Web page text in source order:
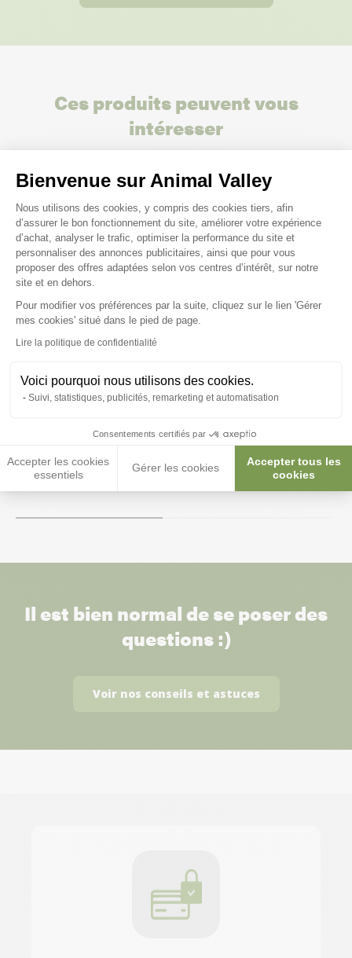
Bienvenue sur Animal Valley
Plateforme de Gestion du
Nous utilisons des cookies, y compris des cookies tiers, afin
d’assurer le bon fonctionnement du site, améliorer votre expérience
d’achat, analyser le trafic, optimiser la performance du site et
personnaliser des annonces publicitaires, ainsi que pour vous
proposer des offres adaptées selon vos centres d’intérêt, sur notre
site et en dehors.
Pour modifier vos préférences par la suite, cliquez sur le lien 'Gérer
mes cookies' situé dans le pied de page.
Lire la politique de confidentialité
Voici pourquoi nous utilisons des cookies.
Suivi, statistiques, publicités, remarketing et automatisation
Consentements certifiés par
Accepter les cookies
essentiels
Gérer les cookies
Accepter tous les
cookies
Axeptio consent
Ces produits peuvent vous
intéresser
Solar Glo 80W - Exo Terra
46,10 € 46,10 €
Il est bien normal de se poser des
questions :)
Voir nos conseils et astuces